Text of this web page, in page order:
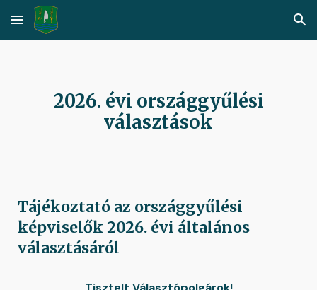
Skip to main content Skip to navigation
2026. évi országgyűlési
választások
Tájékoztató az országgyűlési
képviselők 2026. évi általános
választásáról